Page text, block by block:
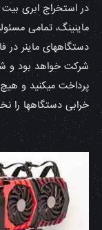
در استخراج ابری
ماینینگ، تمامی
دستگاههای ماینر
شرکت خواهد بود و
پرداخت میکنید و
خرابی دستگاهها را